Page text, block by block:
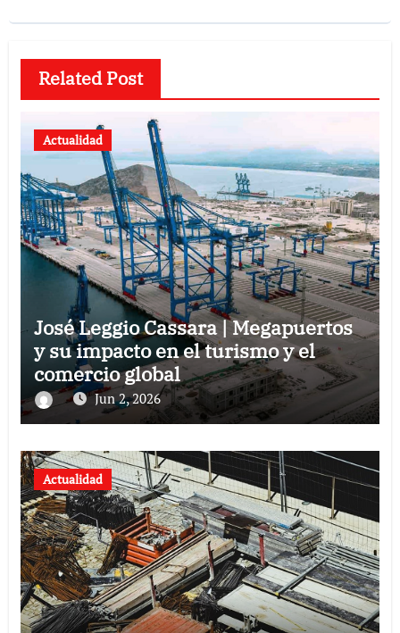
Related Post
Actualidad
José Leggio Cassara | Megapuertos
y su impacto en el turismo y el
comercio global
Jun 2, 2026
Actualidad